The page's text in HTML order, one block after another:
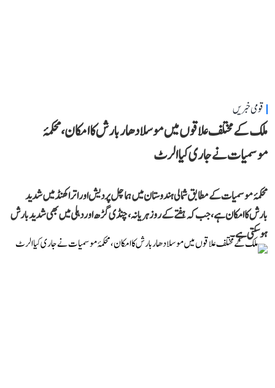
قومی خبریں
ملک کے مختلف علاقوں میں موسلادھار بارش کا امکان، محکمۂ
موسمیات نے جاری کیا الرٹ
محکمۂ موسمیات کے مطابق شمالی ہندوستان میں ہماچل پردیش اور اتراکھنڈ میں شدید
بارش کا امکان ہے، جب کہ ہفتے کے روز ہریانہ، چنڈی گڑھ اور دہلی میں بھی شدید بارش
ہوسکتی ہے۔